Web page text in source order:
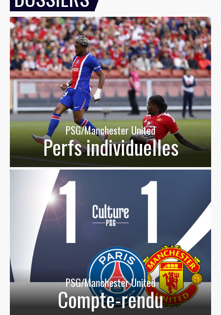
PSG/Manchester United
Perfs individuelles
PSG/Manchester United
Compte-rendu